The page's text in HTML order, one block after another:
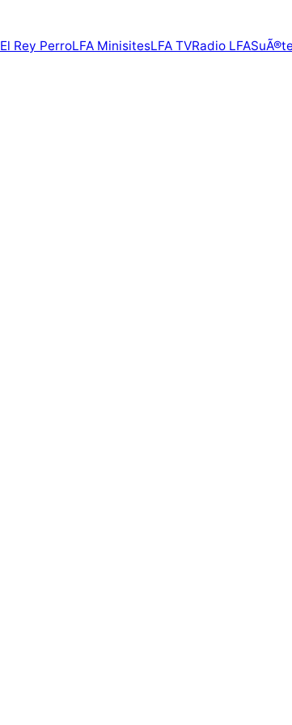
El Rey PerroLFA MinisitesLFA TVRadio LFA